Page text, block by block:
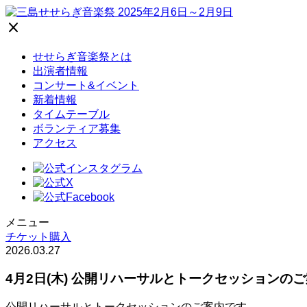
close
せせらぎ音楽祭とは
出演者情報
コンサート&イベント
新着情報
タイムテーブル
ボランティア募集
アクセス
メニュー
チケット購入
2026.03.27
4月2日(木) 公開リハーサルとトークセッションのご